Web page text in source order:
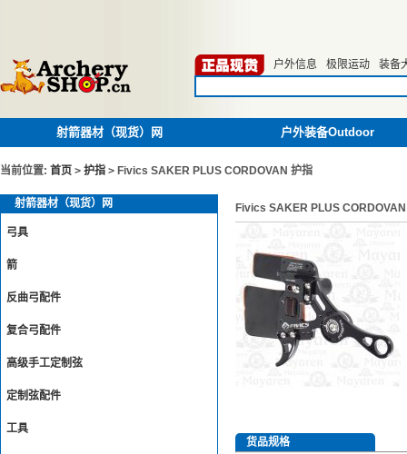
户外信息 极限运动 装备
射箭器材（现货）网 户外装备Outdoor
当前位置: 首页 > 护指 > Fivics SAKER PLUS CORDOVAN 护指
射箭器材（现货）网
弓具
箭
反曲弓配件
复合弓配件
高级手工定制弦
定制弦配件
工具
Fivics SAKER PLUS
货品规格